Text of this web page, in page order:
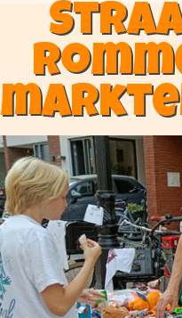
zo 30 jun 2024
Rommelmarkt Nollen